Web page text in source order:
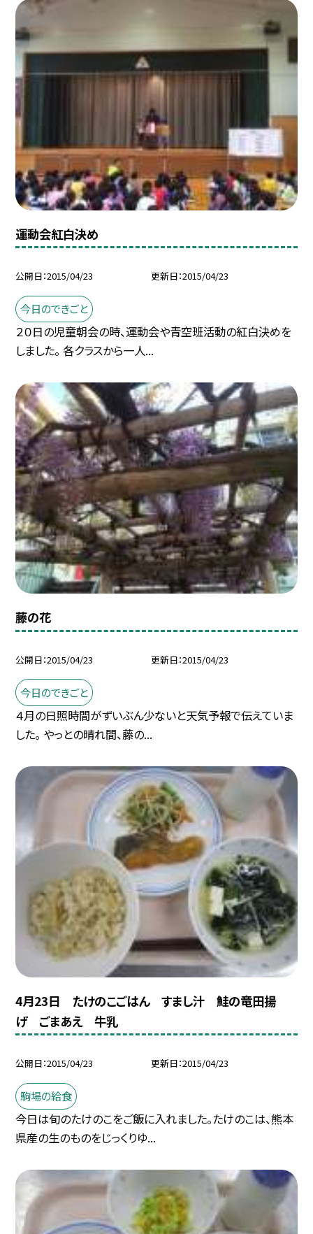
運動会紅白決め
公開日 2015/04/23 更新日 2015/04/23
今日のできごと
２０日の児童朝会の時、運動会や青空班活動の紅白決めを
しました。 各クラスから一人...
藤の花
公開日 2015/04/23 更新日 2015/04/23
今日のできごと
４月の日照時間がずいぶん少ないと天気予報で伝えていま
した。 やっとの晴れ間、藤の...
4月23日 たけのこごはん すまし汁 鮭の竜田揚
げ ごまあえ 牛乳
公開日 2015/04/23 更新日 2015/04/23
駒場の給食
今日は旬のたけのこをご飯に入れました。たけのこは、熊本
県産の生のものをじっくりゆ...